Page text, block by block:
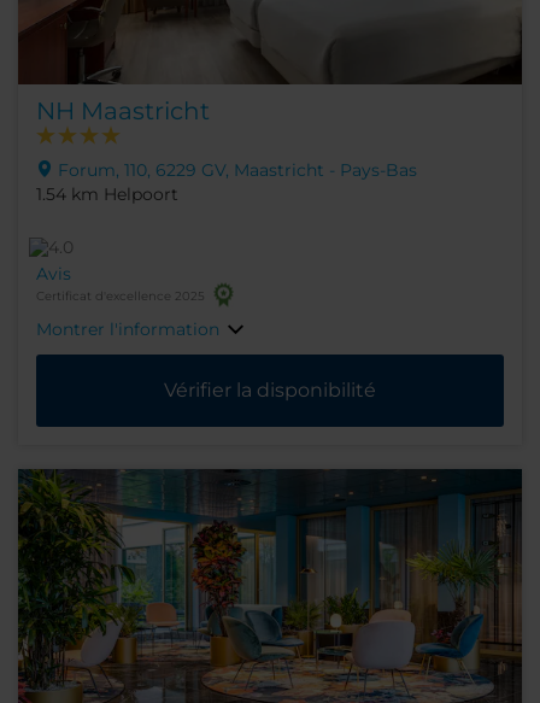
NH Maastricht
Forum, 110, 6229 GV, Maastricht - Pays-Bas
1.54 km Helpoort
Avis
Certificat d'excellence 2025
Montrer l'information
Vérifier la disponibilité